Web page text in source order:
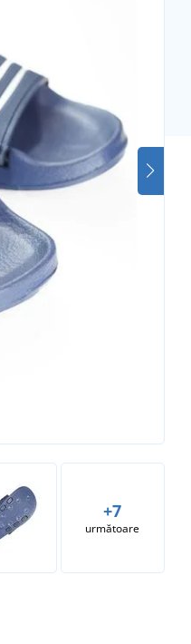
+7
următoare